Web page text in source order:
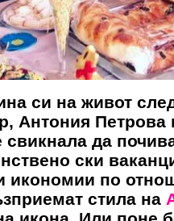
си на живот
Антония Петрова
да
ски
икономии по
стила на